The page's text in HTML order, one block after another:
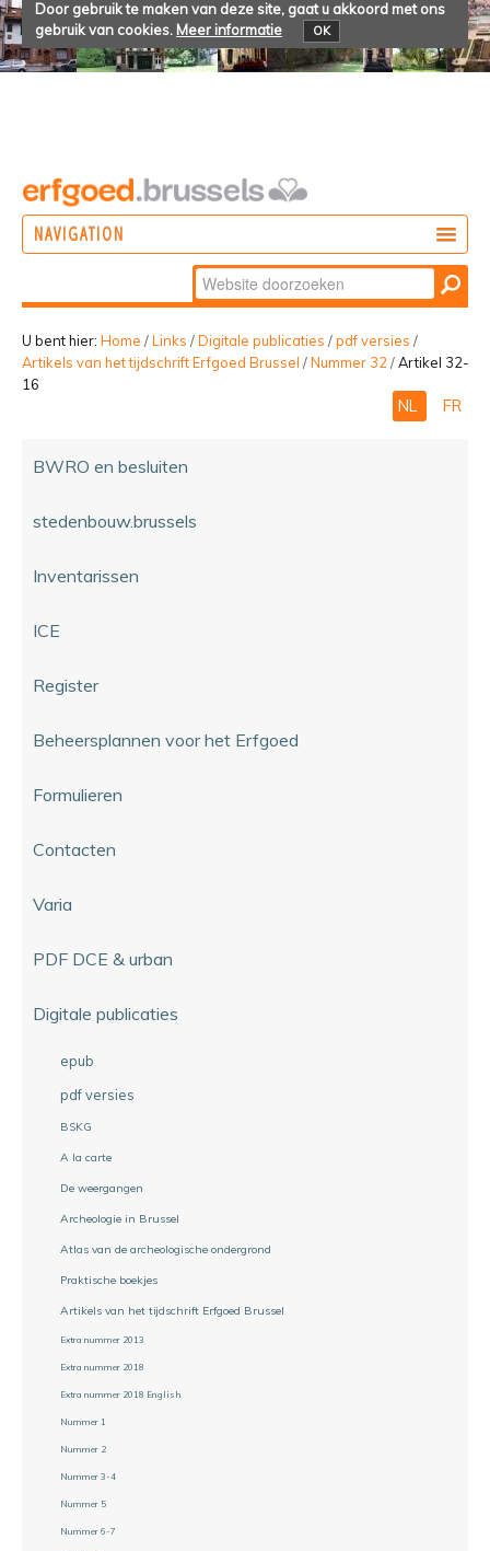
Door gebruik te maken van deze site, gaat u akkoord met ons
gebruik van cookies. Meer informatie OK
NAVIGATION
BELEVEN
Zoek
Geavanceerd
zoeken...
U bent hier: Home /Links /Digitale publicaties /pdf versies /
Artikels van het tijdschrift Erfgoed Brussel /Nummer 32 /Artikel 32-
16
NL FR
BWRO en besluiten
stedenbouw.brussels
Inventarissen
ICE
Register
Beheersplannen voor het Erfgoed
Formulieren
Contacten
Varia
PDF DCE & urban
Digitale publicaties
epub
pdf versies
BSKG
A la carte
De weergangen
Archeologie in Brussel
Atlas van de archeologische ondergrond
Praktische boekjes
Artikels van het tijdschrift Erfgoed Brussel
Extra nummer 2013
Extra nummer 2018
Extra nummer 2018 English
Nummer 1
Nummer 2
Nummer 3-4
Nummer 5
Nummer 6-7